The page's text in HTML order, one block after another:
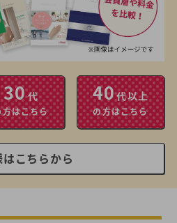
30代
方はこちら
40代以上
の方はこちら
こちらから